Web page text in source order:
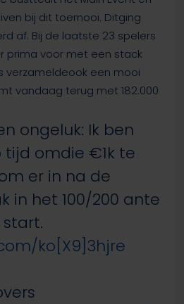
bij dit toernooi. Ditging
af. Bij de laatste 23 spelers
prima voor met een stack
verzameldeook een mooi
vandaag terug met 182.000
ongeluk: Ik ben
tijd omdie €1k te
er in na de
in het 100/200 ante
start.
ko[X9]3hjre